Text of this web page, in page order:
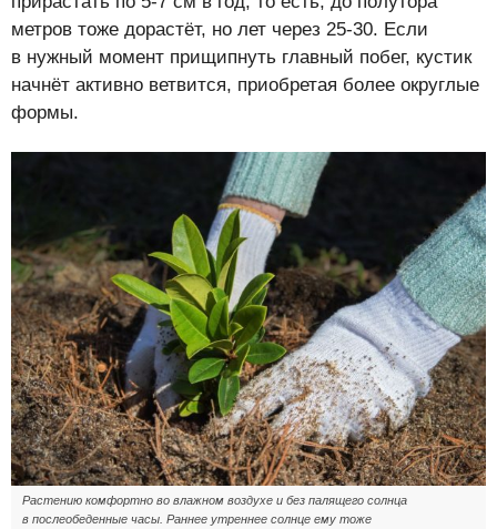
метров тоже дорастёт, но лет через 25-30. Если
в нужный момент прищипнуть главный побег, кустик
начнёт активно ветвится, приобретая более округлые
формы.
Растению комфортно во влажном воздухе и без палящего солнца
в послеобеденные часы. Раннее утреннее солнце ему тоже